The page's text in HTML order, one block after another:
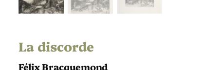
La discorde
Félix Bracquemond